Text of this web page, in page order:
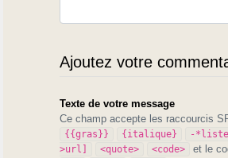
Ajoutez votre
Texte de votre message
Ce champ accepte les raccourcis
{{gras}} {italique} -*liste
>url]
<quote> <code> et le